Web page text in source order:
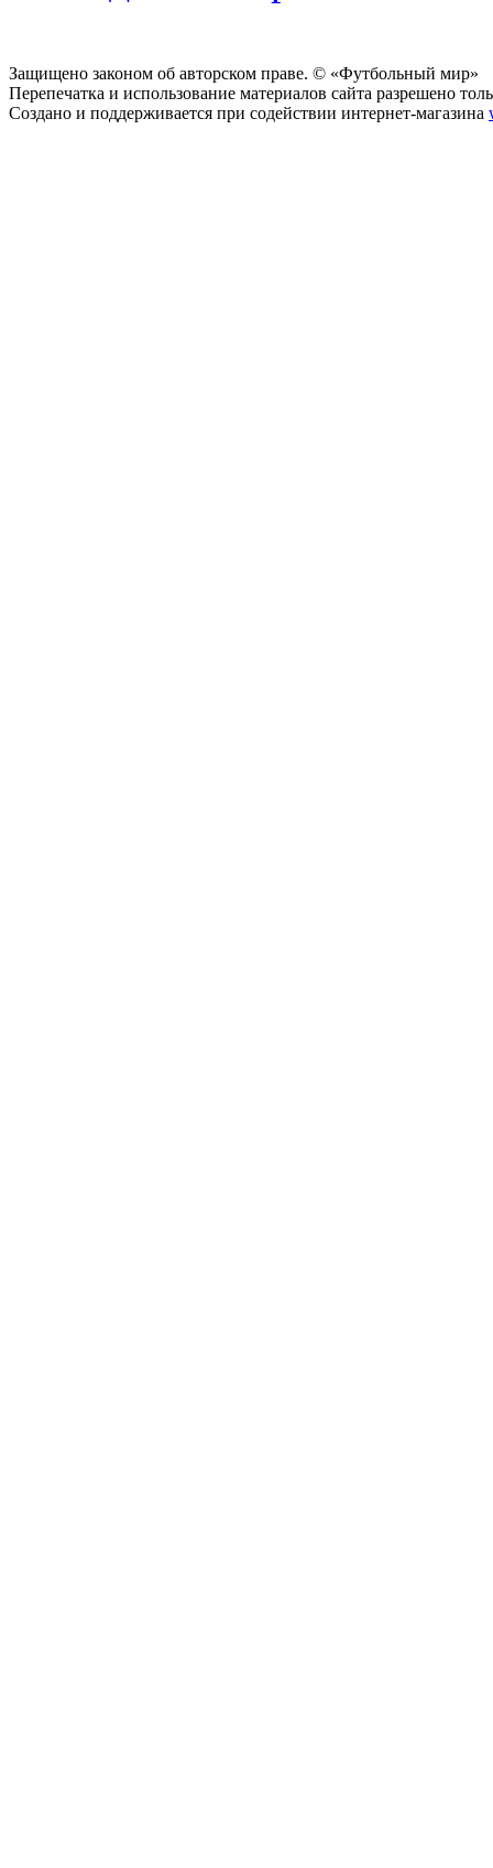
Защищено законом об авторском праве. © «Футбольный мир»
Перепечатка и использование материалов сайта разрешено
Создано и поддерживается при содействии интернет-магазина